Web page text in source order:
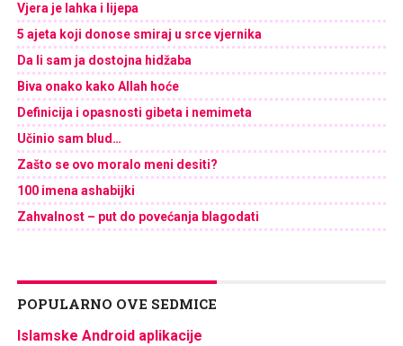
Vjera je lahka i lijepa
5 ajeta koji donose smiraj u srce vjernika
Da li sam ja dostojna hidžaba
Biva onako kako Allah hoće
Definicija i opasnosti gibeta i nemimeta
Učinio sam blud…
Zašto se ovo moralo meni desiti?
100 imena ashabijki
Zahvalnost – put do povećanja blagodati
POPULARNO OVE SEDMICE
Islamske Android aplikacije